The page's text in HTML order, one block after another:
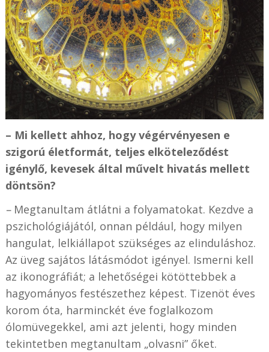
– Mi kellett ahhoz, hogy végérvényesen e
szigorú életformát, teljes elköteleződést
igénylő, kevesek által művelt hivatás mellett
döntsön?
–Megtanultam átlátni a folyamatokat. Kezdve a
pszichológiájától, onnan például, hogy milyen
hangulat, lelkiállapot szükséges az elinduláshoz.
Az üveg sajátos látásmódot igényel. Ismerni kell
az ikonográfiát; a lehetőségei kötöttebbek a
hagyományos festészethez képest. Tizenöt éves
korom óta, harminckét éve foglalkozom
ólomüvegekkel, ami azt jelenti, hogy minden
tekintetben megtanultam „olvasni” őket.